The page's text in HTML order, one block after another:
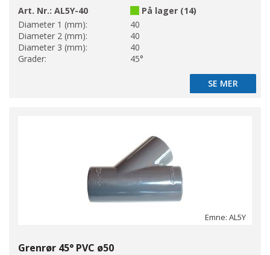
Art. Nr.: AL5Y-40
På lager (14)
Diameter 1 (mm):
40
Diameter 2 (mm):
40
Diameter 3 (mm):
40
Grader:
45°
SE MER
SE MER
Emne: AL5Y
Grenrør 45° PVC ø50